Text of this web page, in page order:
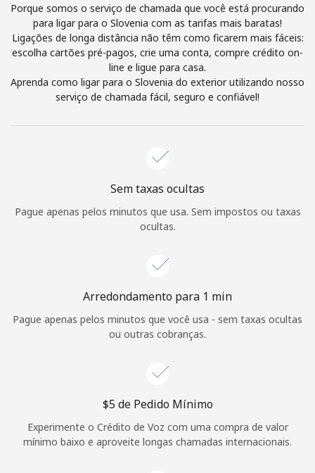
Olá!
Esqueceu sua senha? →
Login
Continuar com
Porque somos o serviço de chamada que você está procurando
para ligar para o Slovenia com as tarifas mais baratas!
Ligações de longa distância não têm como ficarem mais fáceis:
escolha cartões pré-pagos, crie uma conta, compre crédito on-
line e ligue para casa.
Aprenda como ligar para o Slovenia do exterior utilizando nosso
serviço de chamada fácil, seguro e confiável!
Sem taxas ocultas
Pague apenas pelos minutos que usa. Sem impostos ou taxas
ocultas.
Arredondamento para 1 min
Pague apenas pelos minutos que você usa - sem taxas ocultas
ou outras cobranças.
⁦$5⁩ de Pedido Mínimo
Experimente o Crédito de Voz com uma compra de valor
mínimo baixo e aproveite longas chamadas internacionais.